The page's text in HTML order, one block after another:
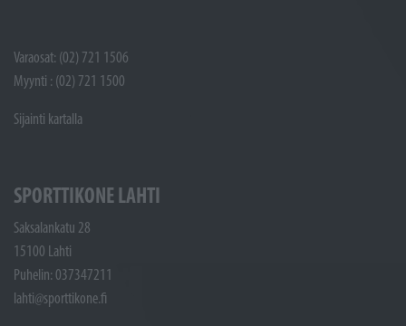
Varaosat: (02) 721 1506
Myynti : (02) 721 1500
Sijainti kartalla
SPORTTIKONE LAHTI
Saksalankatu 28
15100 Lahti
Puhelin: 037347211
lahti@sporttikone.fi